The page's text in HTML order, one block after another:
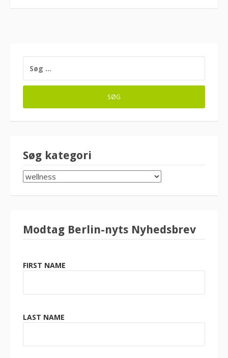
EFTER:
Søg kategori
SØG
KATEGORI
Modtag Berlin-nyts Nyhedsbrev
FIRST NAME
LAST NAME